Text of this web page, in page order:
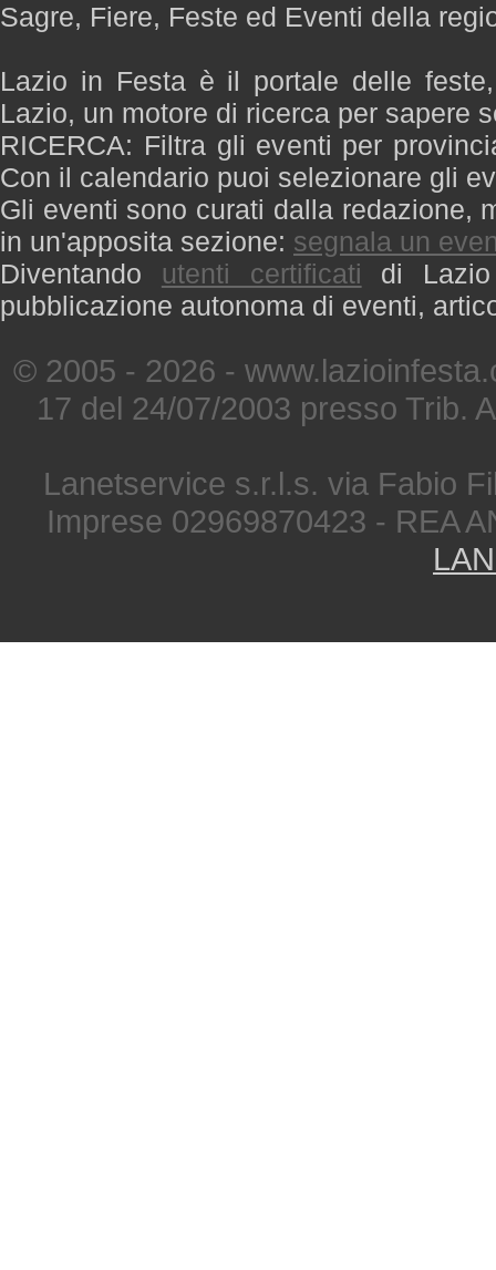
Sagre, Fiere, Feste ed Eventi della
Lazio in Festa è il portale delle
Lazio, un motore di ricerca per sapere
RICERCA: Filtra gli eventi per
Con il calendario puoi selezionare gli
Gli eventi sono curati dalla redazione,
in un'apposita sezione: segnala un
Diventando utenti certificati di
pubblicazione autonoma di eventi,
© 2005 - 2026 -
17 del 24/07/2003 presso Trib.
Lanetservice s.r.l.s. via Fabio
Imprese 02969870423 - REA